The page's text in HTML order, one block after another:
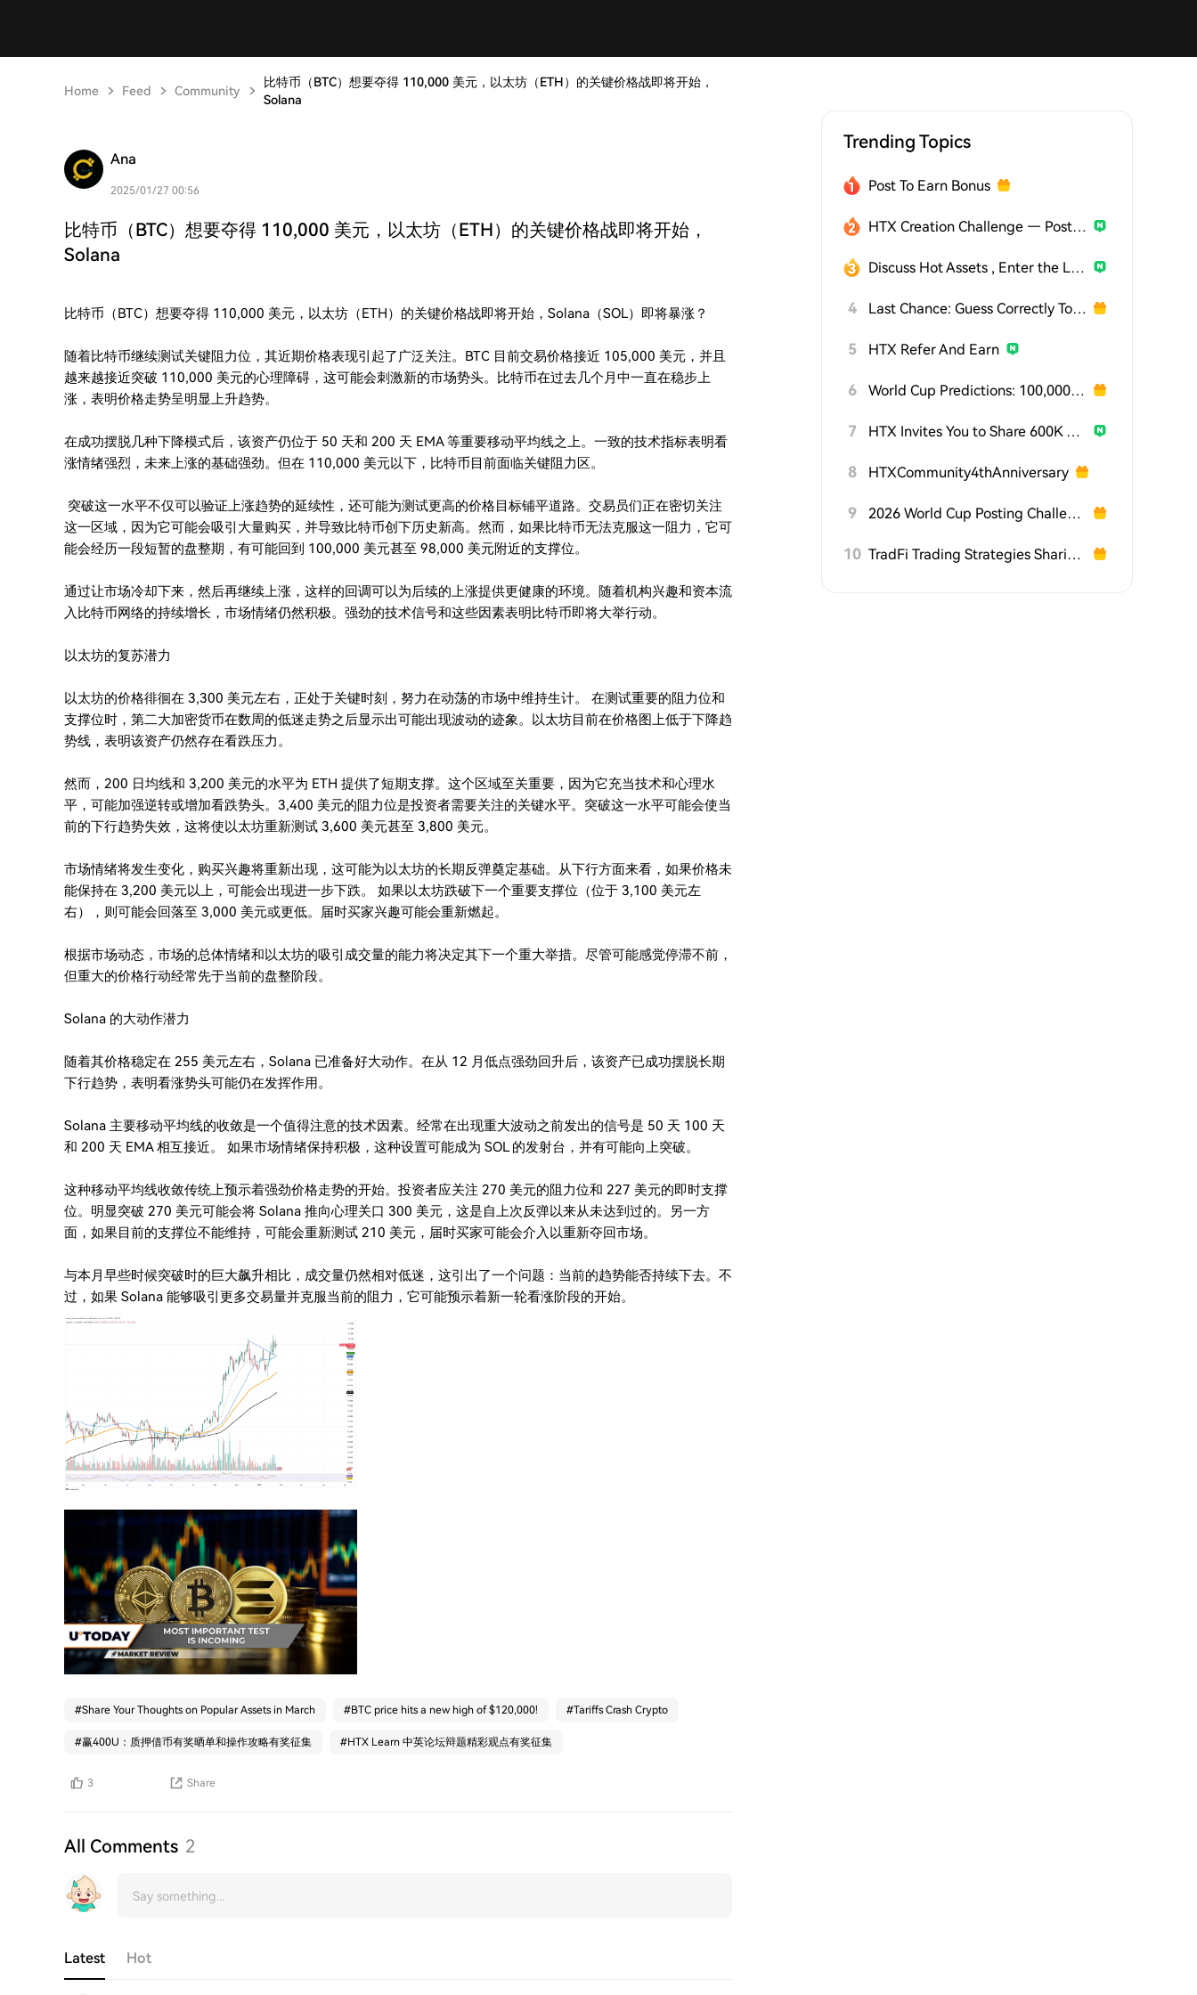
Home Feed Community
比特币（BTC）想要夺得 110,000 美元，以太坊（ETH）的关键价格战即将开始，
Solana
Ana
2025/01/27 00:56
比特币（BTC）想要夺得 110,000 美元，以太坊（ETH）的关键价格战即将开始，
Solana
比特币（BTC）想要夺得 110,000 美元，以太坊（ETH）的关键价格战即将开始，Solana（SOL）即将暴涨？
随着比特币继续测试关键阻力位，其近期价格表现引起了广泛关注。BTC 目前交易价格接近 105,000 美元，并且
越来越接近突破 110,000 美元的心理障碍，这可能会刺激新的市场势头。比特币在过去几个月中一直在稳步上
涨，表明价格走势呈明显上升趋势。
在成功摆脱几种下降模式后，该资产仍位于 50 天和 200 天 EMA 等重要移动平均线之上。一致的技术指标表明看
涨情绪强烈，未来上涨的基础强劲。但在 110,000 美元以下，比特币目前面临关键阻力区。
突破这一水平不仅可以验证上涨趋势的延续性，还可能为测试更高的价格目标铺平道路。交易员们正在密切关注
这一区域，因为它可能会吸引大量购买，并导致比特币创下历史新高。然而，如果比特币无法克服这一阻力，它可
能会经历一段短暂的盘整期，有可能回到 100,000 美元甚至 98,000 美元附近的支撑位。
通过让市场冷却下来，然后再继续上涨，这样的回调可以为后续的上涨提供更健康的环境。随着机构兴趣和资本流
入比特币网络的持续增长，市场情绪仍然积极。强劲的技术信号和这些因素表明比特币即将大举行动。
以太坊的复苏潜力
以太坊的价格徘徊在 3,300 美元左右，正处于关键时刻，努力在动荡的市场中维持生计。 在测试重要的阻力位和
支撑位时，第二大加密货币在数周的低迷走势之后显示出可能出现波动的迹象。以太坊目前在价格图上低于下降趋
势线，表明该资产仍然存在看跌压力。
然而，200 日均线和 3,200 美元的水平为 ETH 提供了短期支撑。这个区域至关重要，因为它充当技术和心理水
平，可能加强逆转或增加看跌势头。3,400 美元的阻力位是投资者需要关注的关键水平。突破这一水平可能会使当
前的下行趋势失效，这将使以太坊重新测试 3,600 美元甚至 3,800 美元。
市场情绪将发生变化，购买兴趣将重新出现，这可能为以太坊的长期反弹奠定基础。从下行方面来看，如果价格未
能保持在 3,200 美元以上，可能会出现进一步下跌。 如果以太坊跌破下一个重要支撑位（位于 3,100 美元左
右），则可能会回落至 3,000 美元或更低。届时买家兴趣可能会重新燃起。
根据市场动态，市场的总体情绪和以太坊的吸引成交量的能力将决定其下一个重大举措。尽管可能感觉停滞不前，
但重大的价格行动经常先于当前的盘整阶段。
Solana 的大动作潜力
随着其价格稳定在 255 美元左右，Solana 已准备好大动作。在从 12 月低点强劲回升后，该资产已成功摆脱长期
下行趋势，表明看涨势头可能仍在发挥作用。
Solana 主要移动平均线的收敛是一个值得注意的技术因素。经常在出现重大波动之前发出的信号是 50 天 100 天
和 200 天 EMA 相互接近。 如果市场情绪保持积极，这种设置可能成为 SOL 的发射台，并有可能向上突破。
这种移动平均线收敛传统上预示着强劲价格走势的开始。投资者应关注 270 美元的阻力位和 227 美元的即时支撑
位。明显突破 270 美元可能会将 Solana 推向心理关口 300 美元，这是自上次反弹以来从未达到过的。另一方
面，如果目前的支撑位不能维持，可能会重新测试 210 美元，届时买家可能会介入以重新夺回市场。
与本月早些时候突破时的巨大飙升相比，成交量仍然相对低迷，这引出了一个问题：当前的趋势能否持续下去。不
过，如果 Solana 能够吸引更多交易量并克服当前的阻力，它可能预示着新一轮看涨阶段的开始。
#Share Your Thoughts on Popular Assets in March #BTC price hits a new high of $120,000! #Tariffs Crash Crypto
#赢400U：质押借币有奖晒单和操作攻略有奖征集 #HTX Learn 中英论坛辩题精彩观点有奖征集
3 Share
All Comments 2
Latest Hot
Trending Topics
Post To Earn Bonus
HTX Creation Challenge — Post and Win 1,500U
Discuss Hot Assets , Enter the Lucky Draw
4 Last Chance: Guess Correctly Today and Win More
5 HTX Refer And Earn
6 World Cup Predictions: 100,000 USDT Daily
7 HTX Invites You to Share 600K USDT in Gift Packs
8 HTXCommunity4thAnniversary
9 2026 World Cup Posting Challenge on HTX Square
10 TradFi Trading Strategies Sharing Challenge